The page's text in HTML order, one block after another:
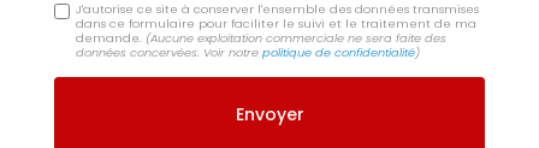
J'autorise ce site à conserver l'ensemble des données transmises
dans ce formulaire pour faciliter le suivi et le traitement de ma
demande. (Aucune exploitation commerciale ne sera faite des
données concervées. Voir notrepolitique de confidentialité)